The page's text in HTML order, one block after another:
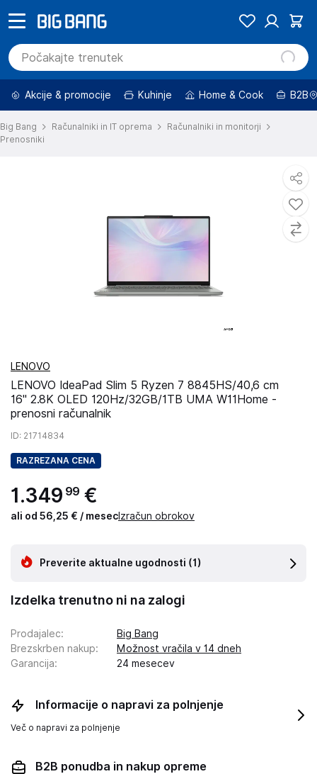
Akcije & promocije Kuhinje Home & Cook B2B
Big Bang Računalniki in IT oprema
Računalniki in monitorji
Prenosniki
LENOVO
LENOVO IdeaPad Slim 5 Ryzen 7 8845HS/40,6 cm
16" 2.8K OLED 120Hz/32GB/1TB UMA W11Home -
prenosni računalnik
ID: 21714834
RAZREZANA CENA
1.349 99 €
ali od 56,25 € / mesec Izračun obrokov
Preverite aktualne ugodnosti (1)
Izdelka trenutno ni na zalogi
Prodajalec:
Big Bang
Brezskrben nakup:
Možnost vračila v 14 dneh
Garancija: 24 mesecev
Informacije o napravi za polnjenje
Več o napravi za polnjenje
B2B ponudba in nakup opreme